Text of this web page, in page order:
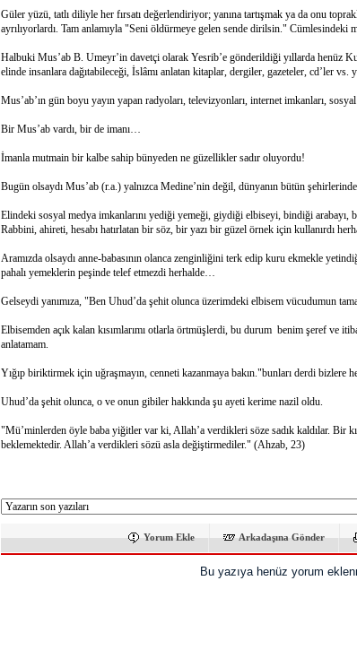
13:03- Batman Üniversitesinin 2026 YKS
Güler yüzü, tatlı diliyle her fırsatı değerlendiriyor; yanına tartışmak ya da onu
ayrılıyorlardı. Tam anlamıyla "Seni öldürmeye gelen sende dirilsin." Cümlesindeki
Halbuki Mus’ab B. Umeyr’in davetçi olarak Yesrib’e gönderildiği yıllarda henüz
elinde insanlara dağıtabileceği, İslâmı anlatan kitaplar, dergiler, gazeteler, cd’ler vs.
Mus’ab’ın gün boyu yayın yapan radyoları, televizyonları, internet imkanları,
Bir Mus’ab vardı, bir de imanı…
İmanla mutmain bir kalbe sahip bünyeden ne güzellikler sadır oluyordu!
Bugün olsaydı Mus’ab (r.a.) yalnızca Medine’nin değil, dünyanın bütün
Elindeki sosyal medya imkanlarını yediği yemeği, giydiği elbiseyi, bindiği
Rabbini, ahireti, hesabı hatırlatan bir söz, bir yazı bir güzel örnek için kullanırdı
Aramızda olsaydı anne-babasının olanca zenginliğini terk edip kuru ekmekle
pahalı yemeklerin peşinde telef etmezdi herhalde…
Gelseydi yanımıza, "Ben Uhud’da şehit olunca üzerimdeki elbisem vücudumun
Elbisemden açık kalan kısımlarımı otlarla örtmüşlerdi, bu durum benim şeref ve
anlatamam.
Yığıp biriktirmek için uğraşmayın, cenneti kazanmaya bakın."bunları derdi bizlere
Uhud’da şehit olunca, o ve onun gibiler hakkında şu ayeti kerime nazil oldu.
"Mü’minlerden öyle baba yiğitler var ki, Allah’a verdikleri söze sadık kaldılar. Bir
beklemektedir. Allah’a verdikleri sözü asla değiştirmediler." (Ahzab, 23)
Yorum Ekle Arkadaşına Gönder
Bu yazıya henüz yorum